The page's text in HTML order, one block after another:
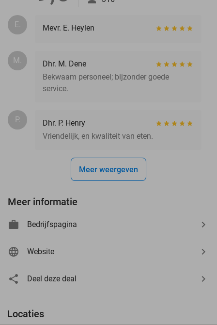
E. Mevr. E. Heylen
M.
Dhr. M. Dene
Bekwaam personeel; bijzonder goede
service.
P.
Dhr. P. Henry
Vriendelijk, en kwaliteit van eten.
Meer weergeven
Meer informatie
Bedrijfspagina
Website
Deel deze deal
Locaties